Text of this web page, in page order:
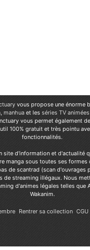
vous propose une énorme
, manhuaet les séries TV
vous permet également de
100% gratuit et très pointu
fonctionnalités.
site d'information et d'actualité
manga sous toutes ses formes
de scantrad (scan d'ouvrages
de streaming illégaux. Nous
d'animes légales telles que
Wakanim.
Rentrer sa collection CGU